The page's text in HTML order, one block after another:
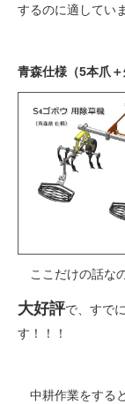
するのに適してい
青森仕様（5本爪＋
ここだけの話な
大好評で、すで
す！！！
中耕作業をする